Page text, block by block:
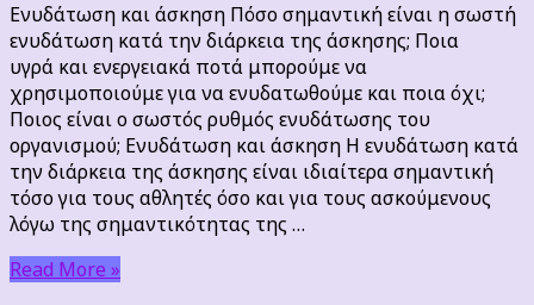
Ενυδάτωση και άσκηση Πόσο σημαντική είναι η σωστή
ενυδάτωση κατά την διάρκεια της άσκησης; Ποια
υγρά και ενεργειακά ποτά μπορούμε να
χρησιμοποιούμε για να ενυδατωθούμε και ποια όχι;
Ποιος είναι ο σωστός ρυθμός ενυδάτωσης του
οργανισμού; Ενυδάτωση και άσκηση Η ενυδάτωση κατά
την διάρκεια της άσκησης είναι ιδιαίτερα σημαντική
τόσο για τους αθλητές όσο και για τους ασκούμενους
λόγω της σημαντικότητας της …
Read More »